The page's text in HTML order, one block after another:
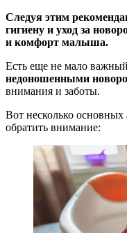
Следуя этим
гигиену и уход за
и комфорт малыша.
Есть еще не мало
недоношенными
внимания и заботы.
Вот несколько
обратить внимание: